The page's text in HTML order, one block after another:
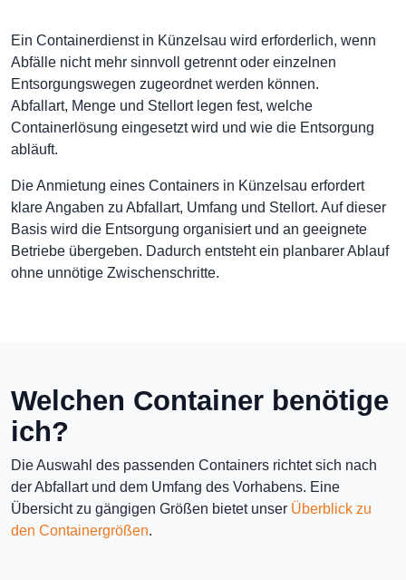
Ein Containerdienst in Künzelsau wird erforderlich, wenn
Abfälle nicht mehr sinnvoll getrennt oder einzelnen
Entsorgungswegen zugeordnet werden können.
Abfallart, Menge und Stellort legen fest, welche
Containerlösung eingesetzt wird und wie die Entsorgung
abläuft.
Die Anmietung eines Containers in Künzelsau erfordert
klare Angaben zu Abfallart, Umfang und Stellort. Auf dieser
Basis wird die Entsorgung organisiert und an geeignete
Betriebe übergeben. Dadurch entsteht ein planbarer Ablauf
ohne unnötige Zwischenschritte.
Welchen Container benötige
ich?
Die Auswahl des passenden Containers richtet sich nach
der Abfallart und dem Umfang des Vorhabens. Eine
Übersicht zu gängigen Größen bietet unser Überblick zu
den Containergrößen.